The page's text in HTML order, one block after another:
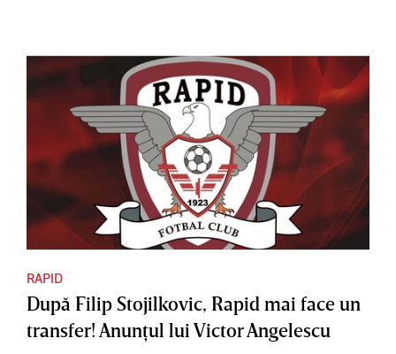
RAPID
După Filip Stojilkovic, Rapid mai face un
transfer! Anunţul lui Victor Angelescu